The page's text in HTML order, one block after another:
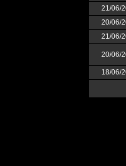
21/06/
20/06/
21/06/
20/06/
18/06/